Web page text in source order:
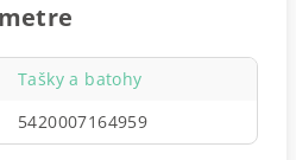
Tašky a batohy
5420007164959